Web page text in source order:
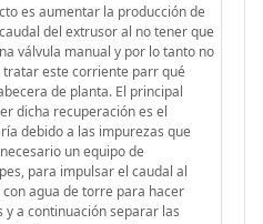
es aumentar la producción de
del extrusor al no tener que
válvula manual y por lo tanto no
este corriente parr qué
de planta. El principal
dicha recuperación es el
debido a las impurezas que
un equipo de
para impulsar el caudal al
agua de torre para hacer
a continuación separar las